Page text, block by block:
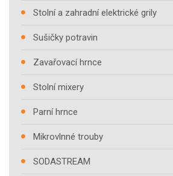
Stolní a zahradní elektrické grily
Sušičky potravin
Zavařovací hrnce
Stolní mixery
Parní hrnce
Mikrovlnné trouby
SODASTREAM